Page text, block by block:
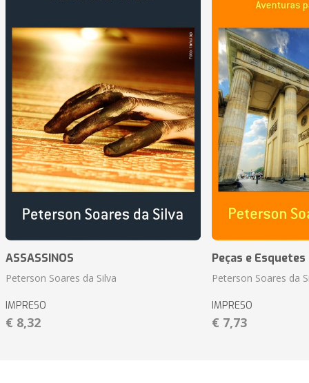
ASSASSINOS
Peterson Soares da Silva
IMPRESO
€ 8,32
Peças e
Peterson Soares da
IMPRESO
€ 7,73